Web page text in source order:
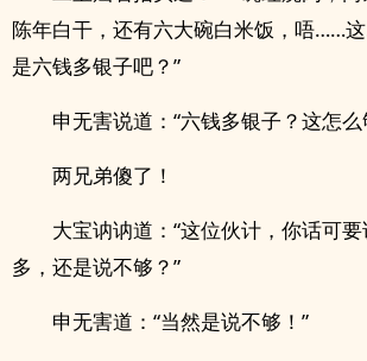
陈年白干，还有六大碗白米饭，唔
是六钱多银子吧？”
申无害说道：“六钱多银子？这怎么
两兄弟傻了！
大宝讷讷道：“这位伙计，你话可
多，还是说不够？”
申无害道：“当然是说不够！”